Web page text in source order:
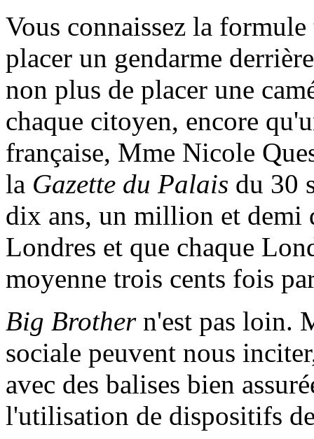
Vous connaissez la
placer un gendarme
non plus de placer une
chaque citoyen, encore
française, Mme Nicole
la Gazette du Palais du 30
dix ans, un million et demi
Londres et que chaque
moyenne trois cents fois
Big Brothern'est pas loin.
sociale peuvent nous
avec des balises bien
l'utilisation de dispositifs